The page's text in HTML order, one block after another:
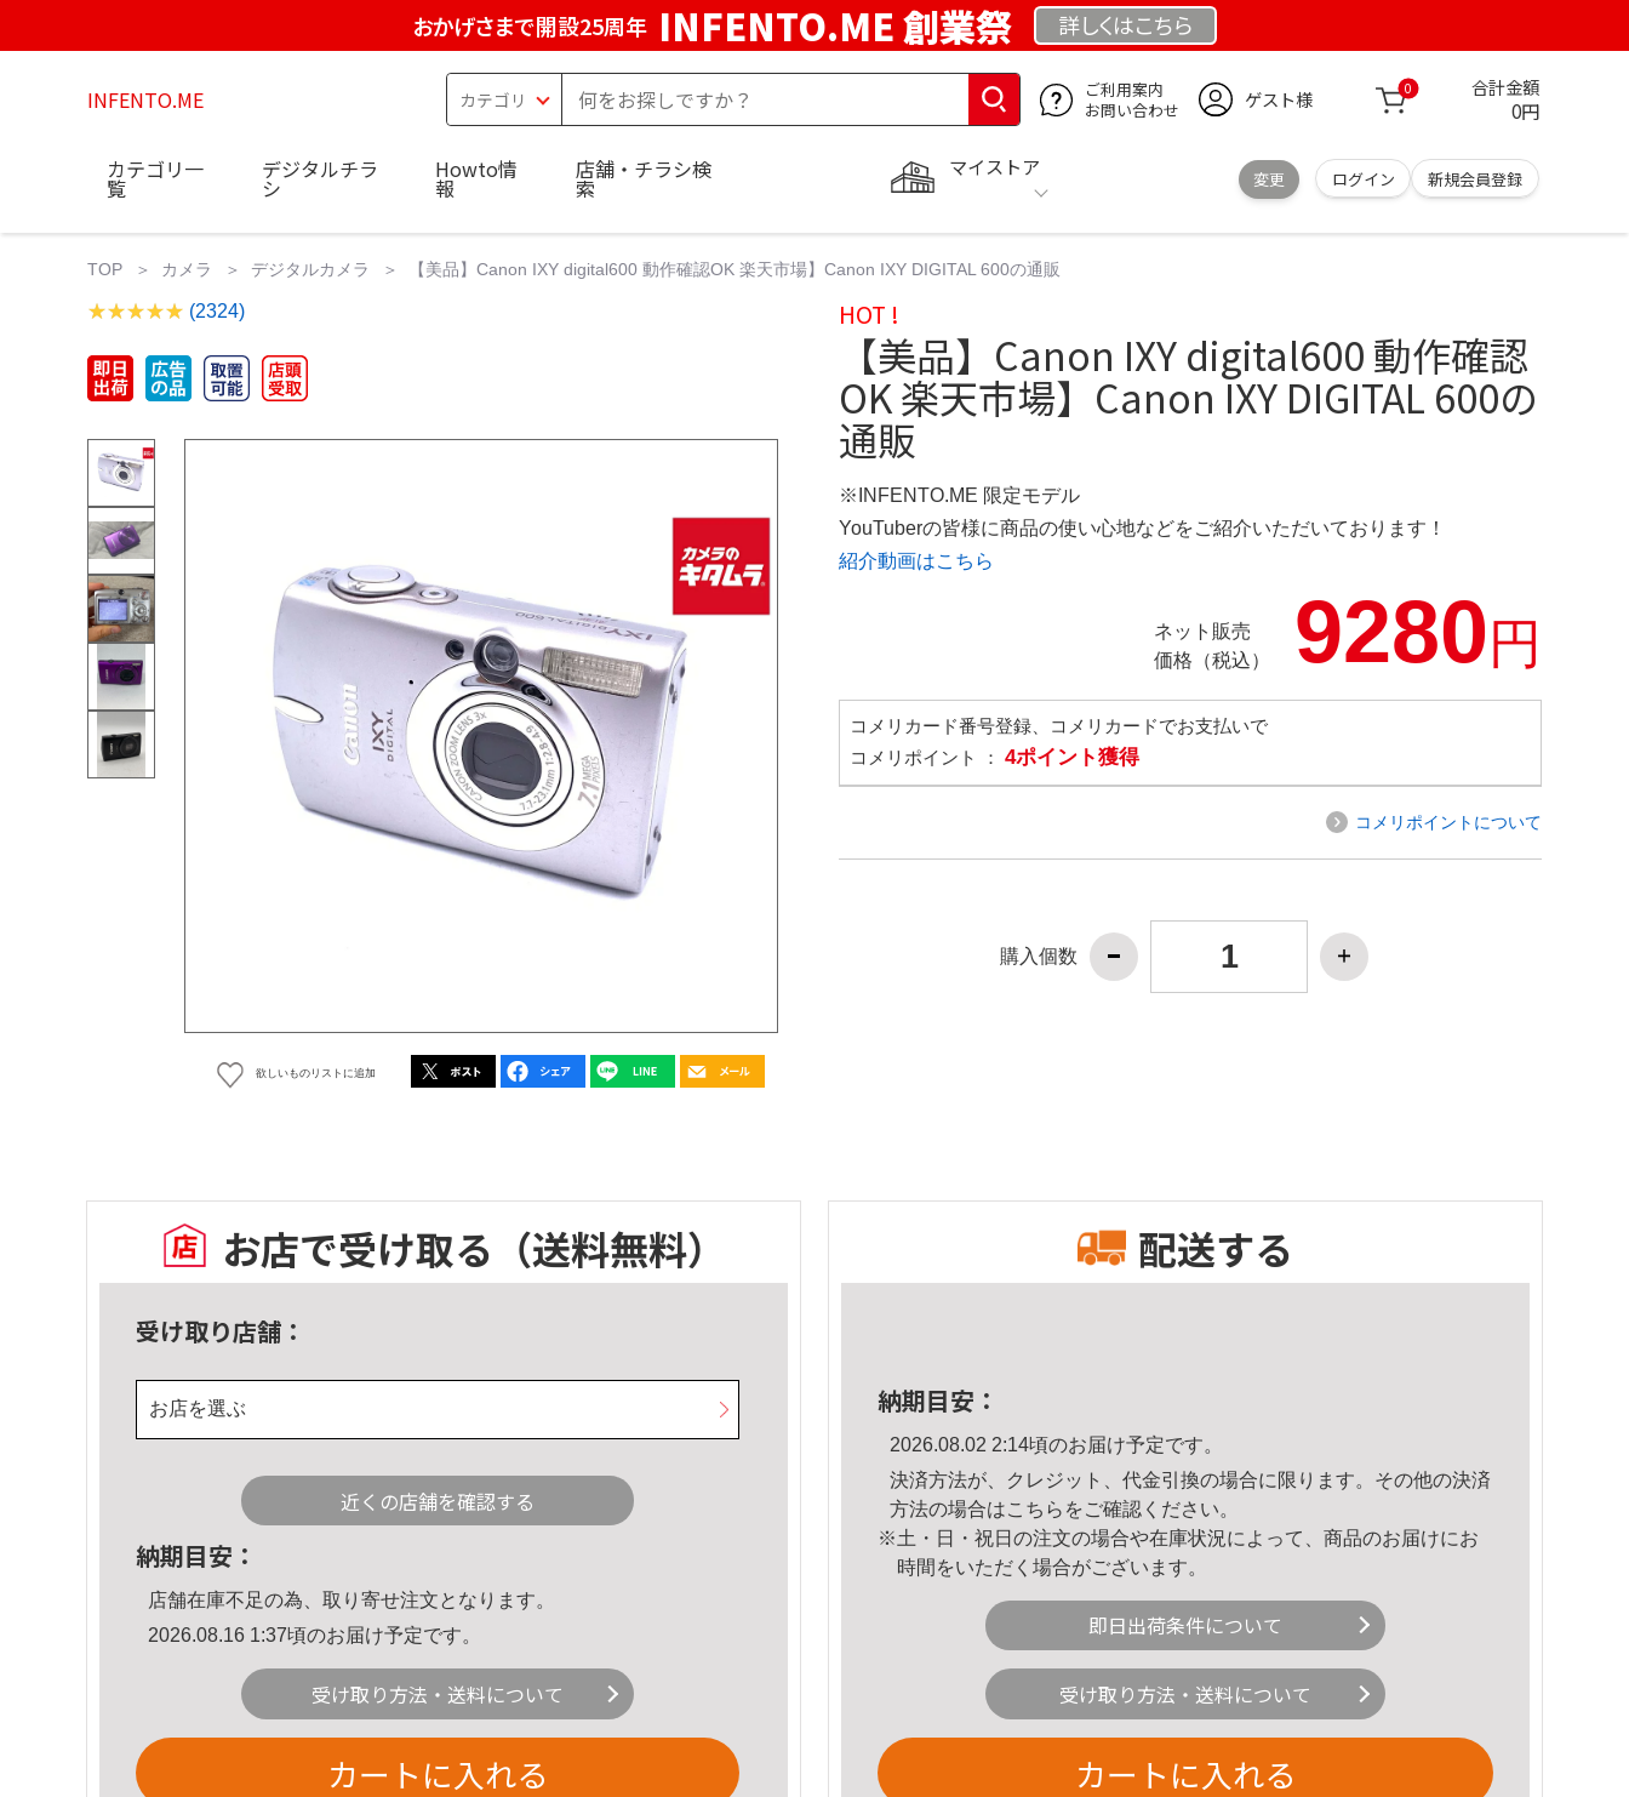
おかげさまで開設25周年 INFENTO.ME 創業祭 詳しくはこちら
INFENTO.ME
ご利用案内
お問い合わせ
ゲスト様 0 合計金額
0円
マイストア
変更 ログイン 新規会員登録
カテゴリ一
覧
デジタルチラ
シ
Howto情
報
店舗・チラシ検
索
TOP カメラ デジタルカメラ 【美品】Canon IXY digital600 動作確認OK 楽天市場】Canon IXY DIGITAL 600の通販
(2324)
欲しいものリストに追加
HOT !
【美品】Canon IXY digital600 動作確認
OK 楽天市場】Canon IXY DIGITAL 600の
通販
※INFENTO.ME 限定モデル
YouTuberの皆様に商品の使い心地などをご紹介いただいております！
紹介動画はこちら
ネット販売
価格（税込）
9280円
コメリカード番号登録、コメリカードでお支払いで
コメリポイント ： 4ポイント獲得
コメリポイントについて
購入個数
お店で受け取る （送料無料）
受け取り店舗：
お店を選ぶ
近くの店舗を確認する
納期目安：
店舗在庫不足の為、取り寄せ注文となります。
2026.08.16 1:37頃のお届け予定です。
受け取り方法・送料について
カートに入れる
配送する
納期目安：
2026.08.02 2:14頃のお届け予定です。
決済方法が、クレジット、代金引換の場合に限ります。その他の決済
方法の場合はこちら をご確認ください。
※土・日・祝日の注文の場合や在庫状況によって、商品のお届けにお
時間をいただく場合がございます。
即日出荷条件について
受け取り方法・送料について
カートに入れる